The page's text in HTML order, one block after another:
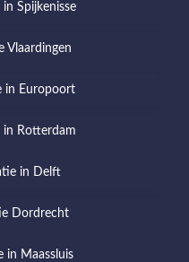
in Spijkenisse
Vlaardingen
in Europoort
in Rotterdam
in Delft
Dordrecht
in Maassluis